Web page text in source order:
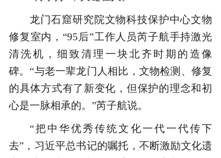
龙门石窟研究院文物科技保护中心文物
修复室内，“95后”工作人员芮子航手持激光
清洗机，细致清理一块北齐时期的造像
碑。“与老一辈龙门人相比，文物检测、修复
的具体方式有了新变化，但保护的理念和初
心是一脉相承的。”芮子航说。
“把中华优秀传统文化一代一代传下
去”，习近平总书记的嘱托，不断激励文化遗